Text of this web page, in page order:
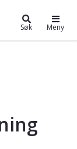
Søk Meny
og